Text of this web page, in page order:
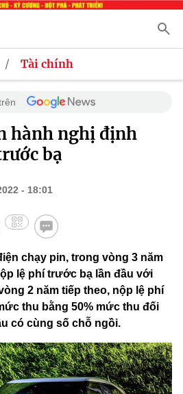
/ Tài chính
hành nghị định
bạ
- 18:01
chạy pin, trong vòng 3 năm
lệ phí trước bạ lần đầu với
2 năm tiếp theo, nộp lệ phí
thu bằng 50% mức thu đối
có cùng số chỗ ngồi.